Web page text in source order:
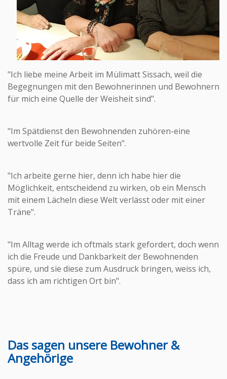
"Ich liebe meine Arbeit im Mülimatt Sissach, weil die
Begegnungen mit den Bewohnerinnen und Bewohnern
für mich eine Quelle der Weisheit sind".
"Im Spätdienst den Bewohnenden zuhören-eine
wertvolle Zeit für beide Seiten".
"Ich arbeite gerne hier, denn ich habe hier die
Möglichkeit, entscheidend zu wirken, ob ein Mensch
mit einem Lächeln diese Welt verlässt oder mit einer
Träne".
"Im Alltag werde ich oftmals stark gefordert, doch wenn
ich die Freude und Dankbarkeit der Bewohnenden
spüre, und sie diese zum Ausdruck bringen, weiss ich,
dass ich am richtigen Ort bin".
Das sagen unsere Bewohner &
Angehörige